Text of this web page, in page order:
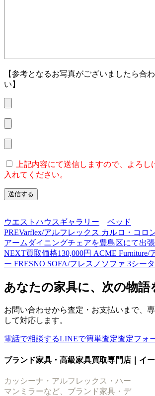
【参考となるお写真がございましたら合
い】
上記内容にて送信しますので、よろし
入れてください。
ウエストハウスギャラリー
ベッド
PREVarflex/アルフレックス カルロ・コ
アームダイニングチェアを豊島区にて出張
NEXT買取価格130,000円 ACME Furniture/
ー FRESNO SOFA/フレスノソファ 3シー
あなたの家具に、次の物語
お問い合わせから査定・お支払いまで、
して対応します。
電話で相談するLINEで簡単査定査定フォ
ブランド家具・高級家具買取専門店｜イ
カッシーナ・アルフレックス・ハー
マンミラーなど、ブランド家具・デ